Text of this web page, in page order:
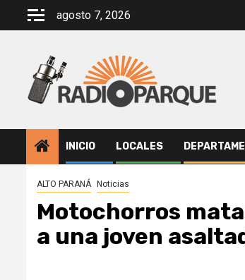
agosto 7, 2026
INICIO LOCALES
ALTO PARANÁ Noticias
Motochorros
a una joven